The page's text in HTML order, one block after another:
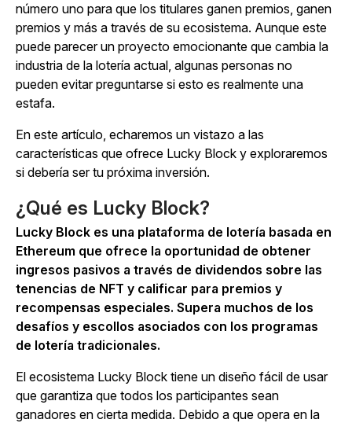
número uno para que los titulares ganen premios, ganen
premios y más a través de su ecosistema. Aunque este
puede parecer un proyecto emocionante que cambia la
industria de la lotería actual, algunas personas no
pueden evitar preguntarse si esto es realmente una
estafa.
En este artículo, echaremos un vistazo a las
características que ofrece Lucky Block y exploraremos
si debería ser tu próxima inversión.
¿Qué es Lucky Block?
Lucky Block es una plataforma de lotería basada en
Ethereum que ofrece la oportunidad de obtener
ingresos pasivos a través de dividendos sobre las
tenencias de NFT y calificar para premios y
recompensas especiales. Supera muchos de los
desafíos y escollos asociados con los programas
de lotería tradicionales.
El ecosistema Lucky Block tiene un diseño fácil de usar
que garantiza que todos los participantes sean
ganadores en cierta medida. Debido a que opera en la